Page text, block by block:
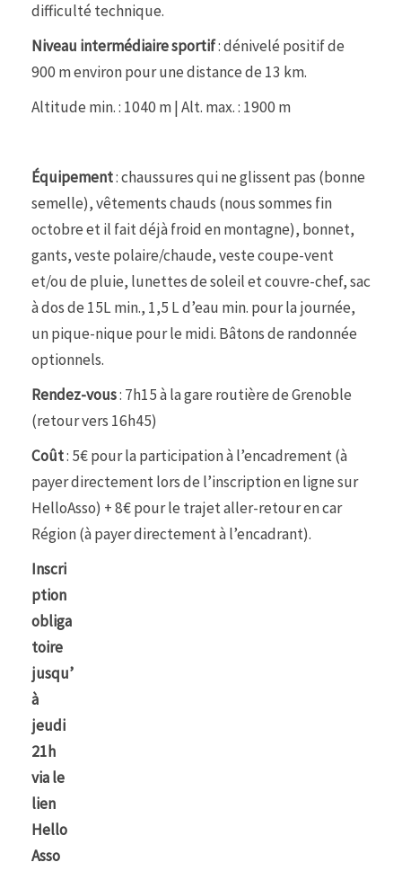
difficulté technique.
Niveau intermédiaire sportif: dénivelé positif de
900 m environ pour une distance de 13 km.
Altitude min. : 1040 m | Alt. max. : 1900 m
Équipement: chaussures qui ne glissent pas (bonne
semelle), vêtements chauds (nous sommes fin
octobre et il fait déjà froid en montagne), bonnet,
gants, veste polaire/chaude, veste coupe-vent
et/ou de pluie, lunettes de soleil et couvre-chef, sac
à dos de 15L min., 1,5 L d’eau min. pour la journée,
un pique-nique pour le midi. Bâtons de randonnée
optionnels.
Rendez-vous: 7h15 à la gare routière de Grenoble
(retour vers 16h45)
Coût: 5€ pour la participation à l’encadrement (à
payer directement lors de l’inscription en ligne sur
HelloAsso) + 8€ pour le trajet aller-retour en car
Région (à payer directement à l’encadrant).
Inscri
ption
obliga
toire
jusqu’
à
jeudi
21h
via le
lien
Hello
Asso